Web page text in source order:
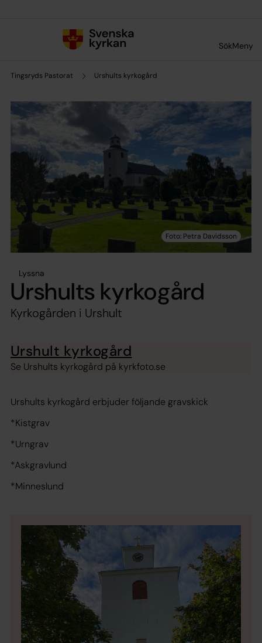
SökMeny
Tingsryds Pastorat Urshults kyrkogård
Lyssna
Urshults kyrkogård
Kyrkogården i Urshult
Urshult kyrkogård
Se Urshults kyrkogård på kyrkfoto.se
Urshults kyrkogård erbjuder följande gravskick
*Kistgrav
*Urngrav
*Askgravlund
*Minneslund